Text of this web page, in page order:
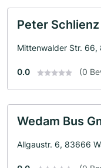
Peter Schlienz
Mittenwalder Str. 66,
0.0 (0
Wedam Bus
Allgaustr. 6, 83666